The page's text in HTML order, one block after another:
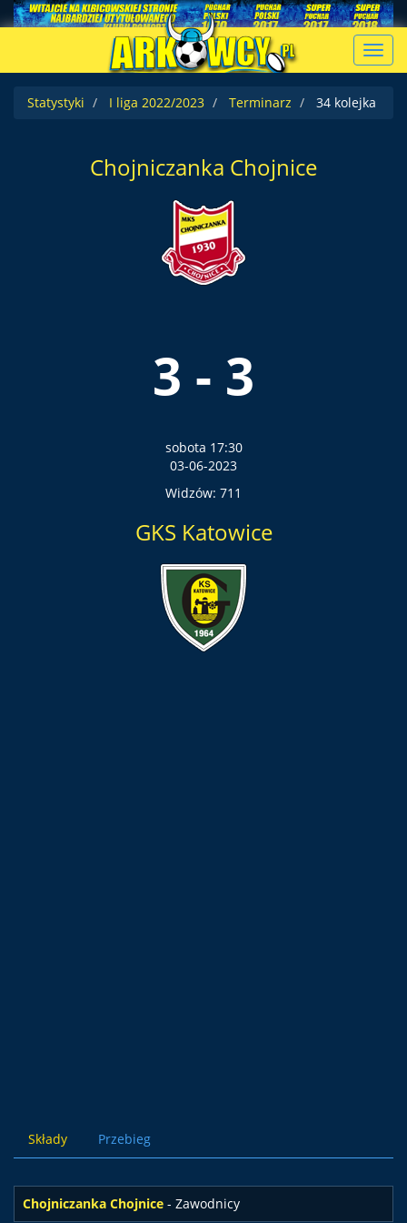
Statystyki
I liga 2022/2023 Terminarz 34 kolejka
Chojniczanka Chojnice
3 - 3
sobota 17:30
03-06-2023
Widzów: 711
GKS Katowice
Składy Przebieg
Chojniczanka Chojnice - Zawodnicy